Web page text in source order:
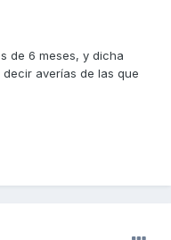
de 6 meses, y dicha
averías de las que